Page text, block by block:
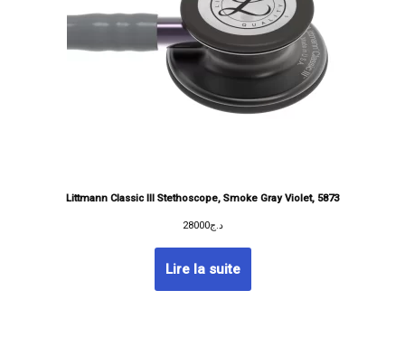
Littmann Classic III Stethoscope, Smoke Gray Violet, 5873
د.ج28000
Lire la suite